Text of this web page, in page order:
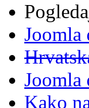
Joomla
Joomla
Kako